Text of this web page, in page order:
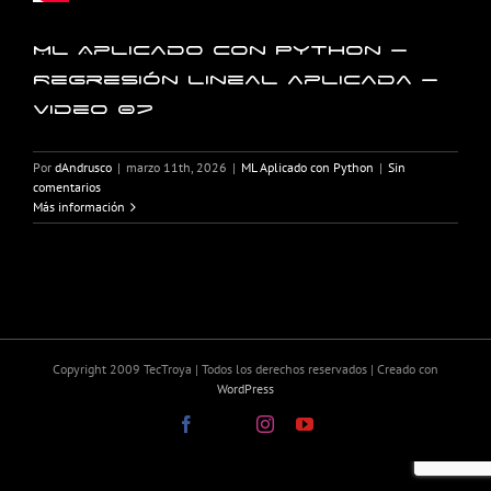
ML Aplicado con Python –
Regresión lineal aplicada –
Video 07
Por dAndrusco | marzo 11th, 2026 | ML Aplicado con Python | Sin
comentarios
Más información
Copyright 2009 TecTroya | Todos los derechos reservados | Creado con
WordPress
Facebook InstagramYouTube